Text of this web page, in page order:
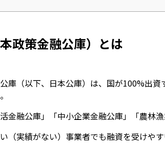
政策金融公庫）とは
庫（以下、日本公庫）は、国が100%出
金融公庫」「中小企業金融公庫」「農林
（実績がない）事業者でも融資を受けや